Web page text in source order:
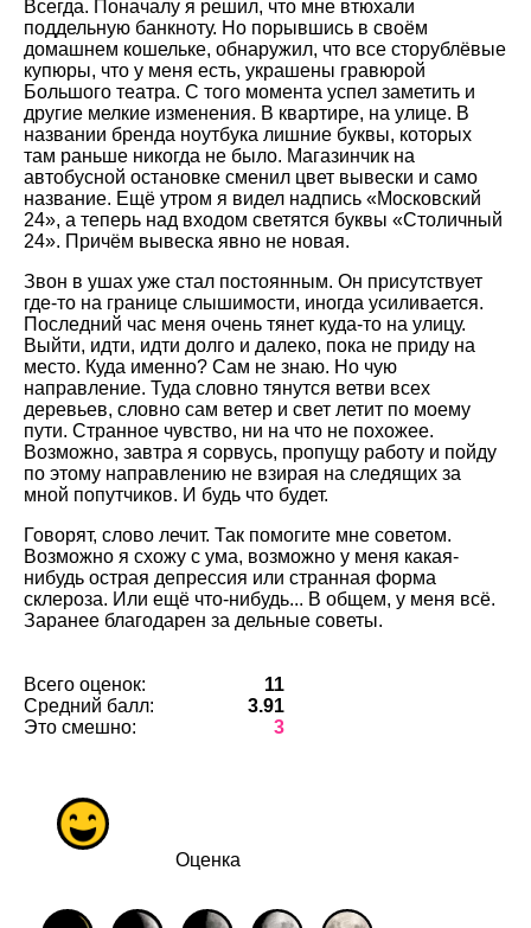
Всегда. Поначалу я решил, что мне втюхали
поддельную банкноту. Но порывшись в своём
домашнем кошельке, обнаружил, что все сторублёвые
купюры, что у меня есть, украшены гравюрой
Большого театра. С того момента успел заметить и
другие мелкие изменения. В квартире, на улице. В
названии бренда ноутбука лишние буквы, которых
там раньше никогда не было. Магазинчик на
автобусной остановке сменил цвет вывески и само
название. Ещё утром я видел надпись «Московский
24», а теперь над входом светятся буквы «Столичный
24». Причём вывеска явно не новая.
Звон в ушах уже стал постоянным. Он присутствует
где-то на границе слышимости, иногда усиливается.
Последний час меня очень тянет куда-то на улицу.
Выйти, идти, идти долго и далеко, пока не приду на
место. Куда именно? Сам не знаю. Но чую
направление. Туда словно тянутся ветви всех
деревьев, словно сам ветер и свет летит по моему
пути. Странное чувство, ни на что не похожее.
Возможно, завтра я сорвусь, пропущу работу и пойду
по этому направлению не взирая на следящих за
мной попутчиков. И будь что будет.
Говорят, слово лечит. Так помогите мне советом.
Возможно я схожу с ума, возможно у меня какая-
нибудь острая депрессия или странная форма
склероза. Или ещё что-нибудь... В общем, у меня всё.
Заранее благодарен за дельные советы.
Всего оценок:
11
Средний балл:
3.91
Это смешно:
3
Оценка